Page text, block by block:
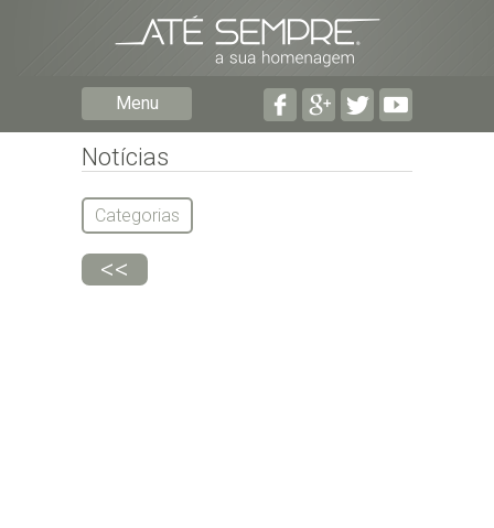
Menu
Notícias
Categorias
<<
Preencha o formulário seguinte para ser notificado de
falecimentos em determinado concelho.
Subscrever
Preencha os seguintes campos com a informação mais
pormenorizada possível: